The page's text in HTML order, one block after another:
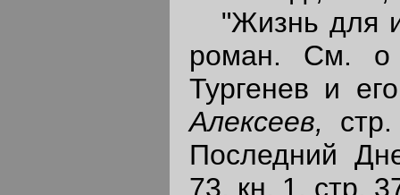
"Жизнь для
роман. См. о
Тургенев и
Алексеев,
Последний
73, кн. 1, стр.